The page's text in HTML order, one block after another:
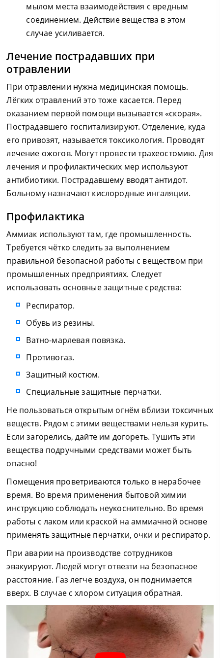
мылом места взаимодействия с вредным
соединением. Действие вещества в этом
случае усиливается.
Лечение пострадавших при
отравлении
При отравлении нужна медицинская помощь.
Лёгких отравлений это тоже касается. Перед
оказанием первой помощи вызывается «скорая».
Пострадавшего госпитализируют. Отделение, куда
его привозят, называется токсикология. Проводят
лечение ожогов. Могут провести трахеостомию. Для
лечения и профилактических мер используют
антибиотики. Пострадавшему вводят антидот.
Больному назначают кислородные ингаляции.
Профилактика
Аммиак используют там, где промышленность.
Требуется чётко следить за выполнением
правильной безопасной работы с веществом при
промышленных предприятиях. Следует
использовать основные защитные средства:
Респиратор.
Обувь из резины.
Ватно-марлевая повязка.
Противогаз.
Защитный костюм.
Специальные защитные перчатки.
Не пользоваться открытым огнём вблизи токсичных
веществ. Рядом с этими веществами нельзя курить.
Если загорелись, дайте им догореть. Тушить эти
вещества подручными средствами может быть
опасно!
Помещения проветриваются только в нерабочее
время. Во время применения бытовой химии
инструкцию соблюдать неукоснительно. Во время
работы с лаком или краской на аммиачной основе
применять защитные перчатки, очки и респиратор.
При аварии на производстве сотрудников
эвакуируют. Людей могут отвезти на безопасное
расстояние. Газ легче воздуха, он поднимается
вверх. В случае с хлором ситуация обратная.